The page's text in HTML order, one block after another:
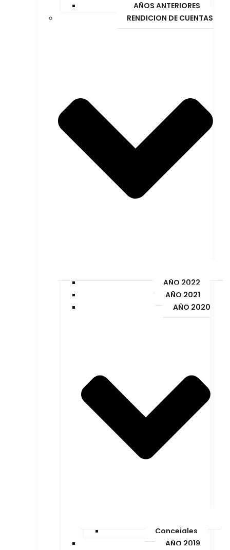
AÑOS ANTERIORES
RENDICION DE CUENTAS
AÑO 2022
AÑO 2021
AÑO 2020
Concejales
AÑO 2019